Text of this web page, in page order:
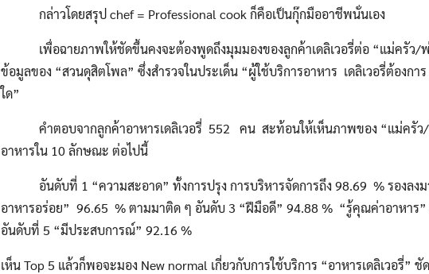
กล่าวโดยสรุป chef = Professional cook ก็คือเป็นกุ๊กมืออาชีพนั่นเอง
เพื่อฉายภาพให้ชัดขึ้นคงจะต้องพูดถึงมุมมองของลูกค้าเดลิเวอรี่ต่อ “แม่ครัว/
ข้อมูลของ “สวนดุสิตโพล” ซึ่งสำรวจในประเด็น “ผู้ใช้บริการอาหาร เดลิเวอรี่ต้องก
ใด”
คำตอบจากลูกค้าอาหารเดลิเวอรี่ 552 คน สะท้อนให้เห็นภาพของ “แม่ครัว/
อาหารใน 10 ลักษณะ ต่อไปนี้
อันดับที่ 1 “ความสะอาด” ทั้งการปรุง การบริหารจัดการถึง 98.69 % รองลง
อาหารอร่อย” 96.65 % ตามมาติด ๆ อันดับ 3 “ฝีมือดี” 94.88 % “รู้คุณค่าอาหาร
อันดับที่ 5 “มีประสบการณ์” 92.16 %
เห็น Top 5 แล้วก็พอจะมอง New normal เกี่ยวกับการใช้บริการ “อาหารเดลิเวอรี่” ชั